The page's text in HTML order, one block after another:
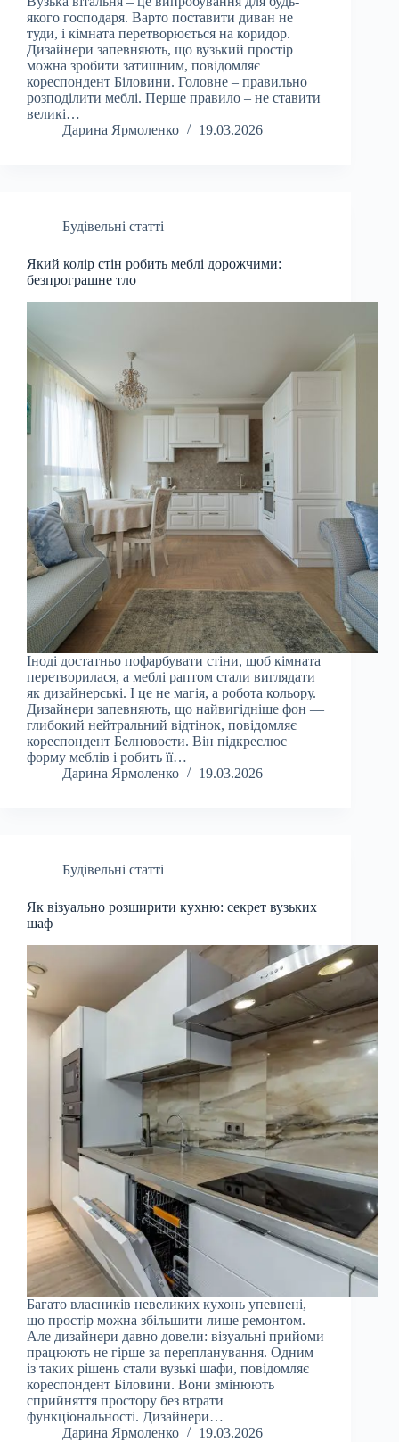
якого господаря. Варто поставити диван не
туди, і кімната перетворюється на коридор.
Дизайнери запевняють, що вузький простір
можна зробити затишним, повідомляє
кореспондент Біловини. Головне – правильно
розподілити меблі. Перше правило – не ставити
великі…
Дарина Ярмоленко
19.03.2026
Будівельні статті
Який колір стін робить меблі дорожчими:
безпрограшне тло
Іноді достатньо пофарбувати стіни, щоб кімната
перетворилася, а меблі раптом стали виглядати
як дизайнерські. І це не магія, а робота кольору.
Дизайнери запевняють, що найвигідніше фон —
глибокий нейтральний відтінок, повідомляє
кореспондент Белновости. Він підкреслює
форму меблів і робить її…
Дарина Ярмоленко
19.03.2026
Будівельні статті
Як візуально розширити кухню: секрет вузьких
шаф
Багато власників невеликих кухонь упевнені,
що простір можна збільшити лише ремонтом.
Але дизайнери давно довели: візуальні прийоми
працюють не гірше за перепланування. Одним
із таких рішень стали вузькі шафи, повідомляє
кореспондент Біловини. Вони змінюють
сприйняття простору без втрати
функціональності. Дизайнери…
Дарина Ярмоленко
19.03.2026